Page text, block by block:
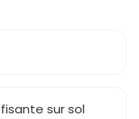
sur sol